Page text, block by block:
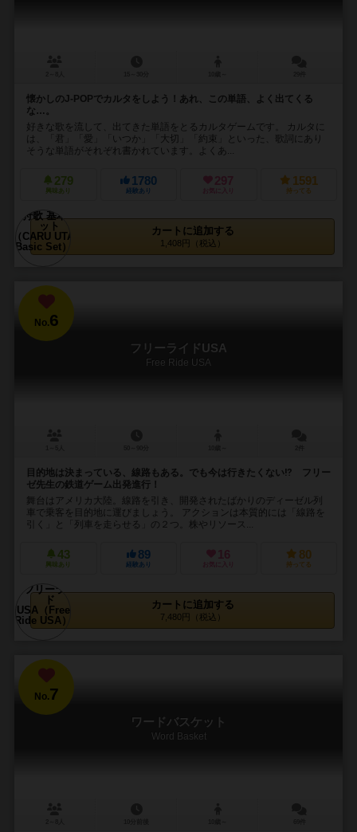
懐かしのJ-POPでカルタをしよう！あれ、この単語、よく出てくる
な…。
好きな歌を流して、出てきた単語をとるカルタゲームです。 カルタに
は、「君」「愛」「いつか」「大切」「約束」といった、歌詞にあり
そうな単語がそれぞれ書かれています。よくあ...
279
興味あり
1780
経験あり
297
お気に入り
1591
持ってる
カートに追加する
1,408円（税込）
No.6
フリーライドUSA
Free Ride USA
目的地は決まっている、線路もある。でも今は行きたくない⁉ フリー
ゼ先生の鉄道ゲーム出発進行！
舞台はアメリカ大陸。線路を引き、開発されたばかりのディーゼル列
車で乗客を目的地に運びましょう。 アクションは本質的には「線路を
引く」と「列車を走らせる」の２つ。株やリソース...
43
興味あり
89
経験あり
16
お気に入り
80
持ってる
カートに追加する
7,480円（税込）
No.7
ワードバスケット
Word Basket